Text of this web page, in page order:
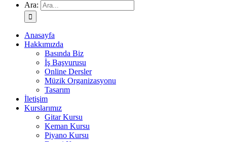
Ara:
Anasayfa
Hakkımızda
Basında Biz
İş Başvurusu
Online Dersler
Müzik Organizasyonu
Tasarım
İletişim
Kurslarımız
Gitar Kursu
Keman Kursu
Piyano Kursu